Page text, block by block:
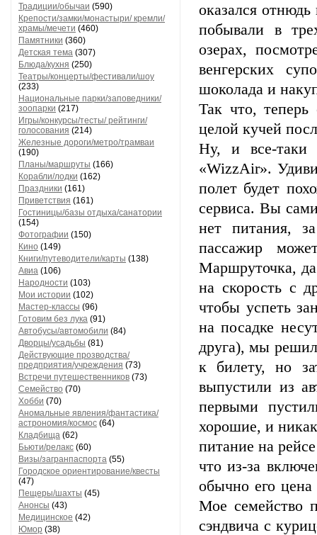
Традиции/обычаи (590)
Крепости/замки/монастыри/ кремли/
храмы/мечети (460)
Памятники (360)
Детская тема (307)
Блюда/кухня (250)
Театры/концерты/фестивали/шоу
(233)
Национальные парки/заповедники/
зоопарки (217)
Игры/конкурсы/тесты/ рейтинги/
голосования (214)
Железные дороги/метро/трамваи
(190)
Планы/маршруты (166)
Корабли/лодки (162)
Праздники (161)
Приветствия (161)
Гостиницы/базы отдыха/санатории
(154)
Фотографии (150)
Кино (149)
Книги/путеводители/карты (138)
Авиа (106)
Народности (103)
Мои истории (102)
Мастер-классы (96)
Готовим без лука (91)
Автобусы/автомобили (84)
Дворцы/усадьбы (81)
Действующие прозводства/
предприятия/учреждения (73)
Встречи путешественников (73)
Семейство (70)
Хобби (70)
Аномальные явления/фантастика/
астрономия/космос (64)
Кладбища (62)
Бьюти/релакс (60)
Визы/загранпаспорта (55)
Городское ориентирование/квесты
(47)
Пещеры/шахты (45)
Анонсы (43)
Медицинское (42)
Юмор (38)
оказался
побывали в
озерах,
венгерских
шоколада и
Так что, теперь
целой кучей
Ну, и все-таки
«WizzAir».
полет будет
сервиса. Вы
нет питания,
пассажир
Маршруточка,
на скорость с
чтобы успеть
на посадке
друга), мы
к билету, но
выпустили из
первыми
хорошие, и
питание на
что из-за
обычно его
Мое семейство
сэндвича с